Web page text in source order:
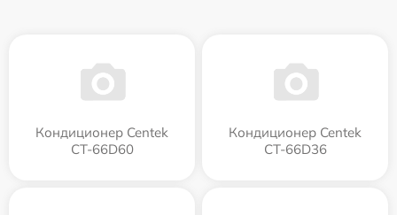
Кондиционер Centek
CT-66D60
Кондиционер Centek
CT-66D36